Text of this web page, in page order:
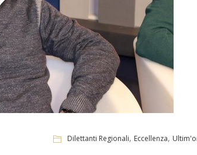
Dilettanti Regionali, Eccellenza,